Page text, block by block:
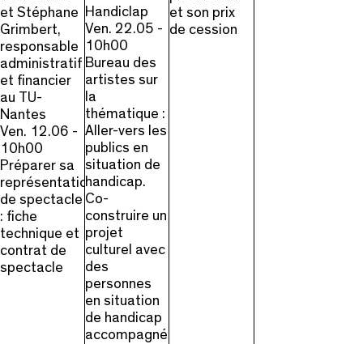
et Stéphane
Grimbert,
responsable
administratif
et financier
au TU-
Nantes
Ven. 12.06 -
10h00
Préparer sa
représentation
de spectacle
: fiche
technique et
contrat de
spectacle
Handiclap
Ven. 22.05 -
10h00
Bureau des
artistes sur
la
thématique :
Aller-vers les
publics en
situation de
handicap.
Co-
construire un
projet
culturel avec
des
personnes
en situation
de handicap
accompagnées
et son prix
de cession